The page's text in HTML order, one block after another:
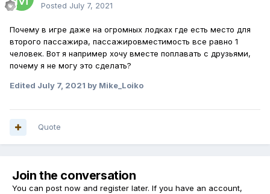
Posted July 7, 2021
Почему в игре даже на огромных лодках где есть место для
второго пассажира, пассажировместимость все равно 1
человек. Вот я например хочу вместе поплавать с друзьями,
почему я не могу это сделать?
Edited July 7, 2021 by Mike_Loiko
Quote
Join the conversation
You can post now and register later. If you have an account,